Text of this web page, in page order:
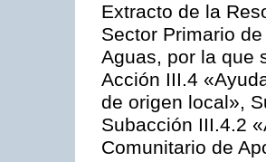
Extracto de la
Sector Primario
Aguas, por la que
Acción III.4
de origen local»,
Subacción III.4.2
Comunitario de